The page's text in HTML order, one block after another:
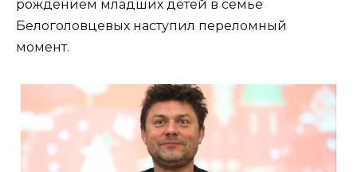
рождением младших детей в семье
Белоголовцевых наступил переломный
момент.